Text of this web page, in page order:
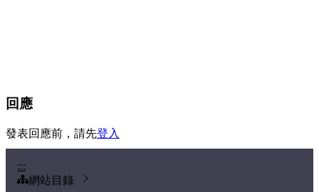
回應
發表回應前，請先登入
:::
網站目錄